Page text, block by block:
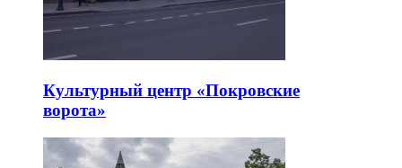
Культурный центр «Покровские
ворота»